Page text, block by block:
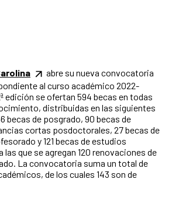
abre su nueva convocatoria
al curso académico 2022-
edición se ofertan 594 becas en todas
distribuidas en las siguientes
becas de posgrado, 90 becas de
cortas posdoctorales, 27 becas de
y 121 becas de estudios
que se agregan 120 renovaciones de
La convocatoria suma un total de
de los cuales 143 son de